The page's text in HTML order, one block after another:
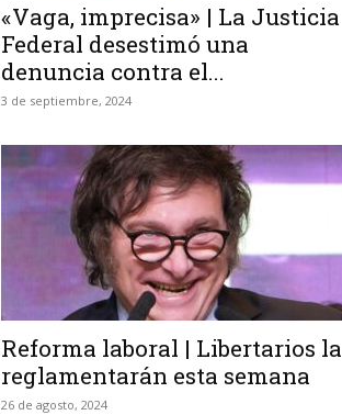
«Vaga, imprecisa» | La Justicia
Federal desestimó una
denuncia contra el...
3 de septiembre, 2024
Reforma laboral | Libertarios la
reglamentarán esta semana
26 de agosto, 2024